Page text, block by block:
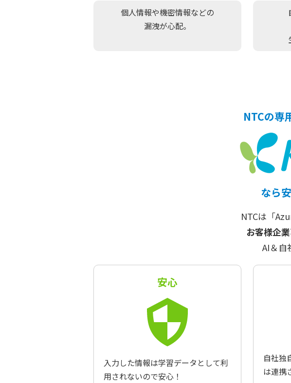
個人情報や機密情報などの
漏洩が心配。
NTCの専
なら
NTCは「
お客様企
AI＆自
安心
入力した情報は学習データとして利
用されないので安心！
自社独
は連携